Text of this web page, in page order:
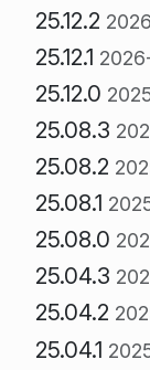
25.12.2
25.12.1
25.12.0
25.08.3
25.08.2
25.08.1
25.08.0
25.04.3
25.04.2
25.04.1